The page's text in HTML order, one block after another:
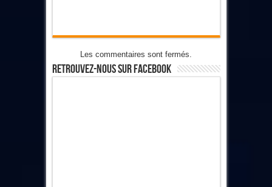
Les commentaires sont fermés.
Retrouvez-Nous Sur Facebook